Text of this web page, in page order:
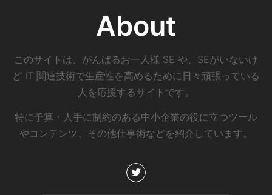
About
このサイトは、がんばるお一人様 SE や、SEがいないけ
ど IT 関連技術で生産性を高めるために日々頑張っている
人を応援するサイトです。
特に予算・人手に制約のある中小企業の役に立つツール
やコンテンツ、その他仕事術などを紹介しています。